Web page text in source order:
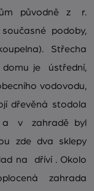
původně z r.
podoby,
Střecha
je ústřední,
vodovodu,
dřevěná stodola
a v zahradě byl
zde dva sklepy
na dříví . Okolo
zahrada